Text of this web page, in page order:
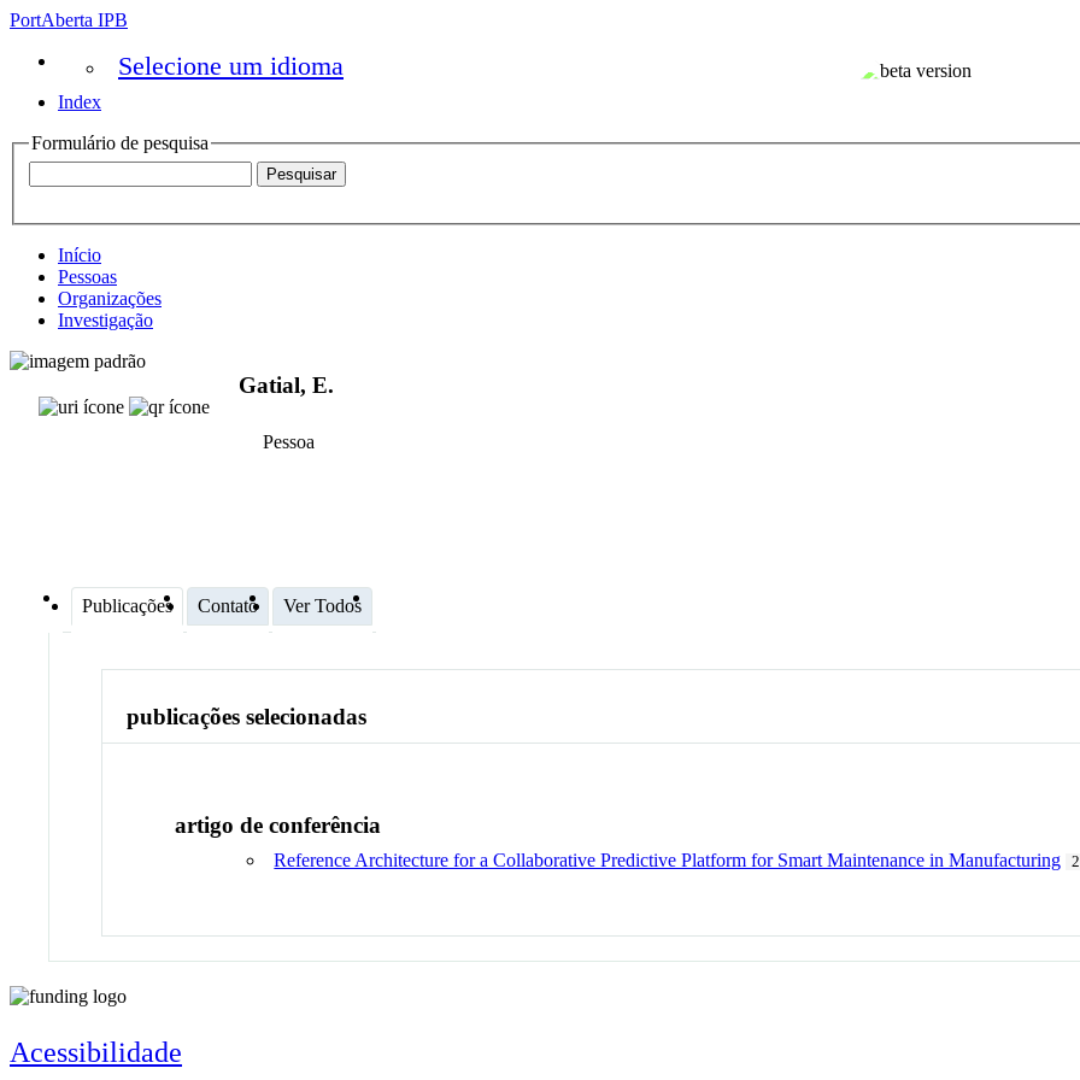
PortAberta IPB
Selecione um idioma
Index
Formulário de pesquisa
Início
Pessoas
Organizações
Investigação
Gatial, E.
Pessoa
Publicações Contato Ver Todos
publicações selecionadas
artigo de conferência
Reference Architecture for a Collaborative Predictive Platform for Smart Maintenance in Manufacturing
Acessibilidade